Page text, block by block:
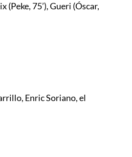
(Peke, 75’), Gueri (Óscar,
Enric Soriano, el